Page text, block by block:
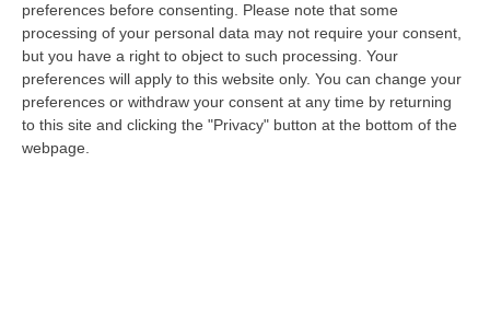
preferences before consenting. Please note that some
processing of your personal data may not require your consent,
but you have a right to object to such processing. Your
preferences will apply to this website only. You can change your
preferences or withdraw your consent at any time by returning
to this site and clicking the "Privacy" button at the bottom of the
webpage.
Chiodi sull’asfalto e auto bruciate, assalto
a un portavalori in autostrada nei pressi di
Bagnara – FOTO E VIDEO